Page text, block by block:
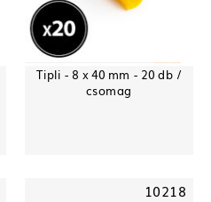
Tipli - 8 x 40 mm - 20 db /
csomag
10218